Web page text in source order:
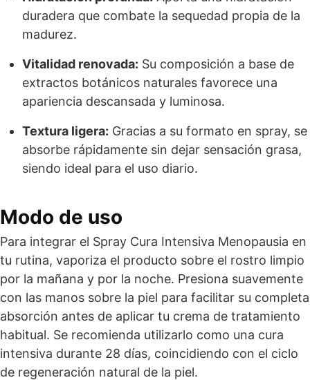
duradera que combate la sequedad propia de la
madurez.
Vitalidad renovada: Su composición a base de
extractos botánicos naturales favorece una
apariencia descansada y luminosa.
Textura ligera: Gracias a su formato en spray, se
absorbe rápidamente sin dejar sensación grasa,
siendo ideal para el uso diario.
Modo de uso
Para integrar el Spray Cura Intensiva Menopausia en
tu rutina, vaporiza el producto sobre el rostro limpio
por la mañana y por la noche. Presiona suavemente
con las manos sobre la piel para facilitar su completa
absorción antes de aplicar tu crema de tratamiento
habitual. Se recomienda utilizarlo como una cura
intensiva durante 28 días, coincidiendo con el ciclo
de regeneración natural de la piel.